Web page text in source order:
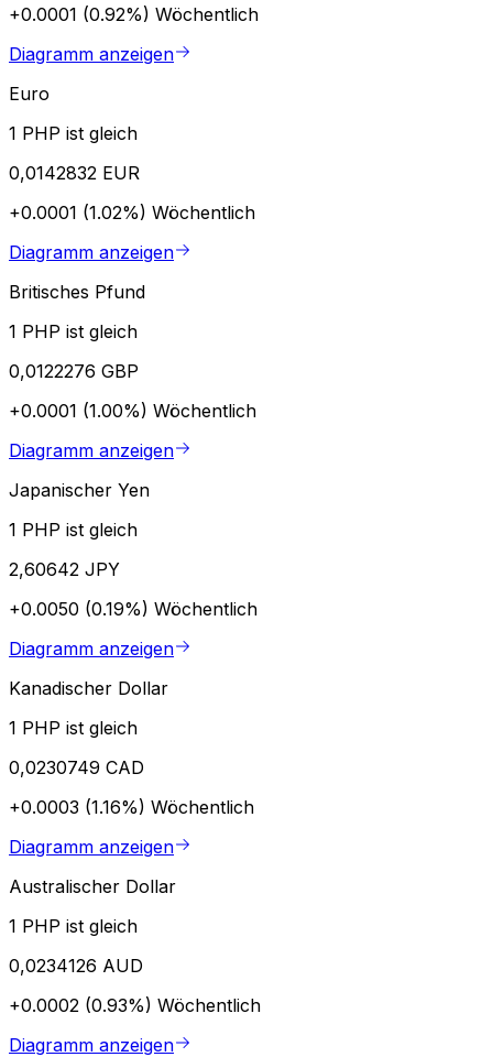
+0.0001 (0.92%) Wöchentlich
Diagramm anzeigen
Euro
1 PHP ist gleich
0,0142832 EUR
+0.0001 (1.02%) Wöchentlich
Diagramm anzeigen
Britisches Pfund
1 PHP ist gleich
0,0122276 GBP
+0.0001 (1.00%) Wöchentlich
Diagramm anzeigen
Japanischer Yen
1 PHP ist gleich
2,60642 JPY
+0.0050 (0.19%) Wöchentlich
Diagramm anzeigen
Kanadischer Dollar
1 PHP ist gleich
0,0230749 CAD
+0.0003 (1.16%) Wöchentlich
Diagramm anzeigen
Australischer Dollar
1 PHP ist gleich
0,0234126 AUD
+0.0002 (0.93%) Wöchentlich
Diagramm anzeigen